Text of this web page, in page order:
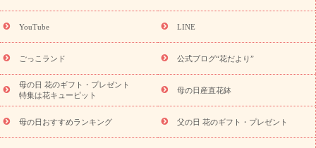
(トルコキキョウ)
9月の誕生花(リンドウ)
ら探す
お祝いの花特集 当日配達特急便 お祝い商品一覧
念日
結婚祝い 出産祝い 退院祝い・快気祝い
寿祝い
プチギフト ペットのお祝いフラワー
供え・お悔やみ商品一覧
お供え・お悔やみの花
四十九日法要以
YouTube LINE
ごっこランド 公式ブログ“花だより”
母の日 花のギフト・プレゼント
特集は花キューピット
母の日産直花鉢
母の日おすすめランキング 父の日 花のギフト・プレゼント